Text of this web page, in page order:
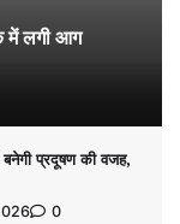
में लगी आग
बनेगी प्रदूषण की वजह,
0